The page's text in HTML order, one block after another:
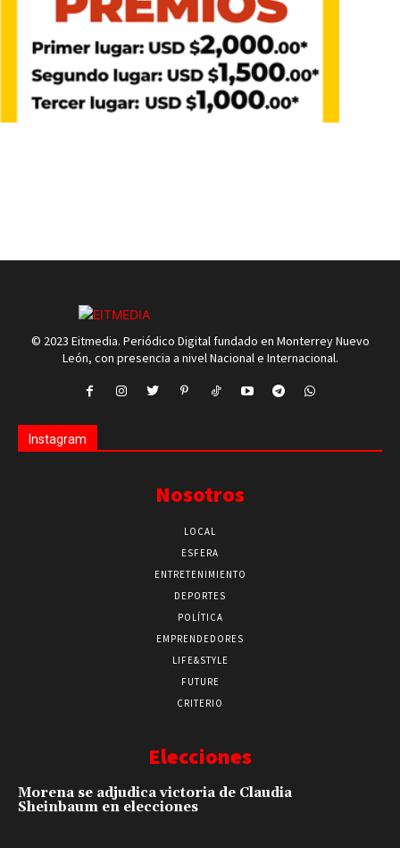
© 2023 Eitmedia. Periódico Digital fundado en Monterrey Nuevo
León, con presencia a nivel Nacional e Internacional.
Instagram
Nosotros
LOCAL
ESFERA
ENTRETENIMIENTO
DEPORTES
POLÍTICA
EMPRENDEDORES
LIFE&STYLE
FUTURE
CRITERIO
Elecciones
Morena se adjudica victoria de Claudia
Sheinbaum en elecciones